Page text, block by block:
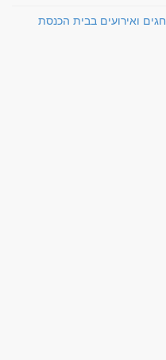
חגים ואירועים בבית הכנסת